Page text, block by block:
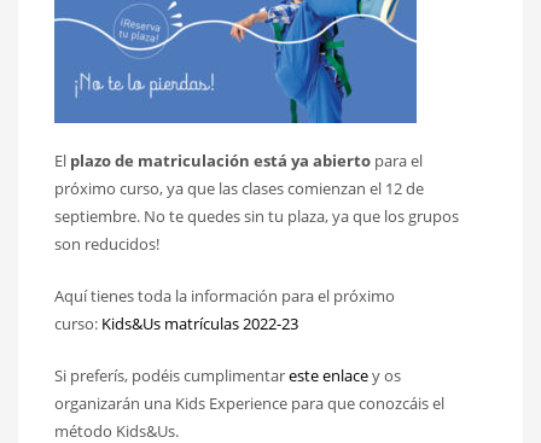
El plazo de matriculación está ya abierto para el
próximo curso, ya que las clases comienzan el 12 de
septiembre. No te quedes sin tu plaza, ya que los grupos
son reducidos!
Aquí tienes toda la información para el próximo
curso: Kids&Us matrículas 2022-23
Si preferís, podéis cumplimentareste enlacey os
organizarán una Kids Experience para que conozcáis el
método Kids&Us.